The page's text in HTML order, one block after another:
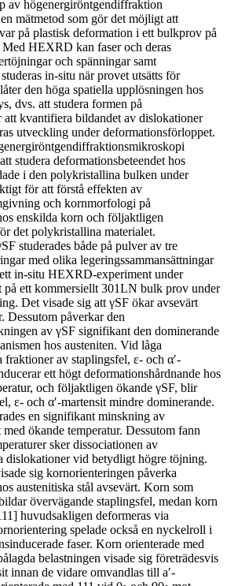
av högenergiröntgendiffraktion
mätmetod som gör det möjligt att
på plastisk deformation i ett bulkprov på
Med HEXRD kan faser och deras
och spänningar samt
in-situ när provet utsätts för
den höga spatiella upplösningen hos
dvs. att studera formen på
kvantifiera bildandet av dislokationer
utveckling under deformationsförloppet.
studera deformationsbeteendet hos
i den polykristallina bulken under
för att förstå effekten av
och kornmorfologi på
enskilda korn och följaktligen
det polykristallina materialet.
studerades både på pulver av tre
med olika legeringssammansättningar
in-situ HEXRD-experiment under
på ett kommersiellt 301LN bulk prov under
Det visade sig att γSF ökar avsevärt
Dessutom påverkar den
av γSF signifikant den dominerande
hos austeniten. Vid låga
fraktioner av staplingsfel, ε- och α′-
ett högt deformationshårdnande hos
och följaktligen ökande γSF, blir
ε- och α′-martensit mindre dominerande.
en signifikant minskning av
ökande temperatur. Dessutom fann
sker dissociationen av
dislokationer vid betydligt högre töjning.
sig kornorienteringen påverka
austenitiska stål avsevärt. Korn som
övervägande staplingsfel, medan korn
huvudsakligen deformeras via
spelade också en nyckelroll i
faser. Korn orienterade med
belastningen visade sig företrädesvis
innan de vidare omvandlas till a′-